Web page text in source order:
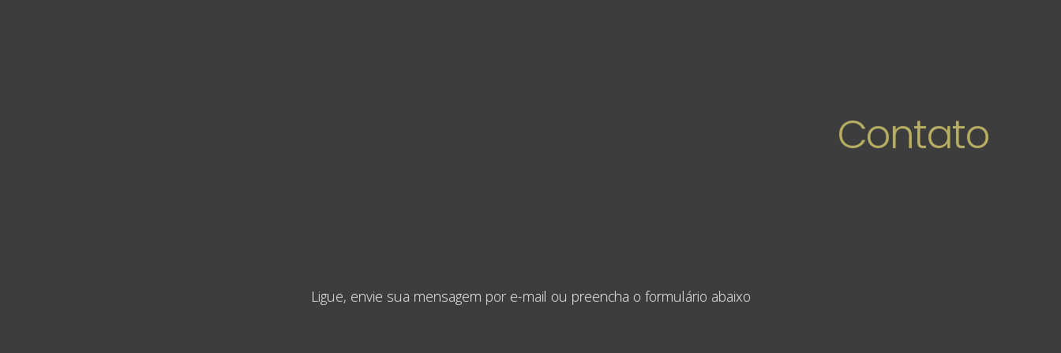
Contato
Ligue, envie sua mensagem por e-mail ou preencha o formulário abaixo